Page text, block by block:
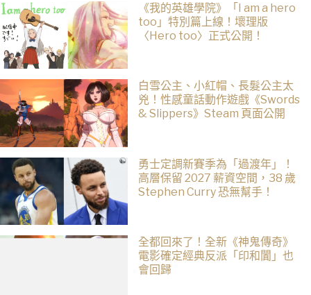
《我的英雄學院》「I am a hero
too」特別篇上線！壞理版
〈Hero too〉正式公開！
白雪公主、小紅帽、長髮公主太
兇！性感童話動作遊戲《Swords
& Slippers》Steam 頁面公開
勇士定調新賽季為「過渡年」！
高層保留 2027 薪資空間，38 歲
Stephen Curry 恐無幫手！
全都回來了！全新《神鬼傳奇》
電影確定經典反派「印和闐」也
會回歸